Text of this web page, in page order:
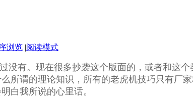
浏览 |阅读模式
没有。现在很多抄袭这个版面的，或者和这
所谓的理论知识，所有的老虎机技巧只有厂
白我所说的心里话。